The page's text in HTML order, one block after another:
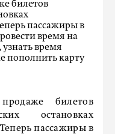
билетов
пассажиры в
время на
время
пополнить карту
билетов
остановках
пассажиры в